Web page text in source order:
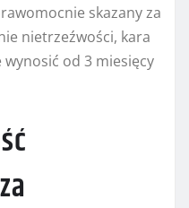
skazany za
nietrzeźwości, kara
od 3 miesięcy